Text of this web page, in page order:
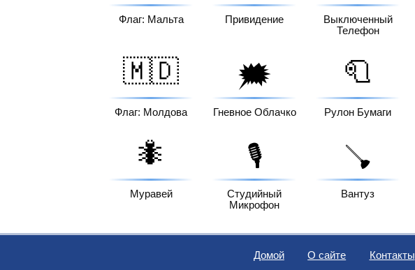
Флаг: Мальта Привидение
Выключенный
Телефон
🇲🇩
Флаг: Молдова
🗯️
Гневное Облачко
🧻
Рулон Бумаги
🐜
Муравей
🎙️
Студийный
Микрофон
🪠
Вантуз
Домой О сайте Контакты